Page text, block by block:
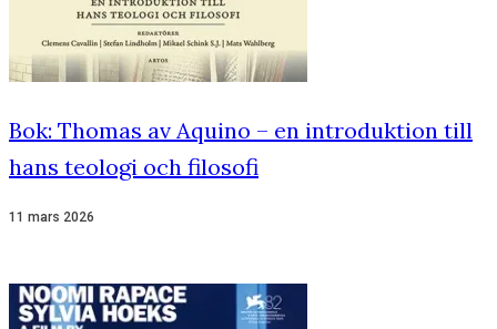
Bok: Thomas av Aquino – en introduktion till
hans teologi och filosofi
11 mars 2026